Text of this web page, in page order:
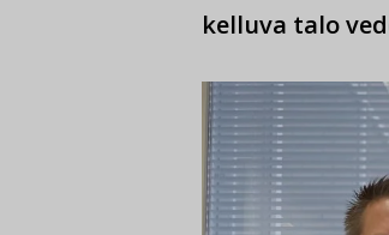
kelluva talo